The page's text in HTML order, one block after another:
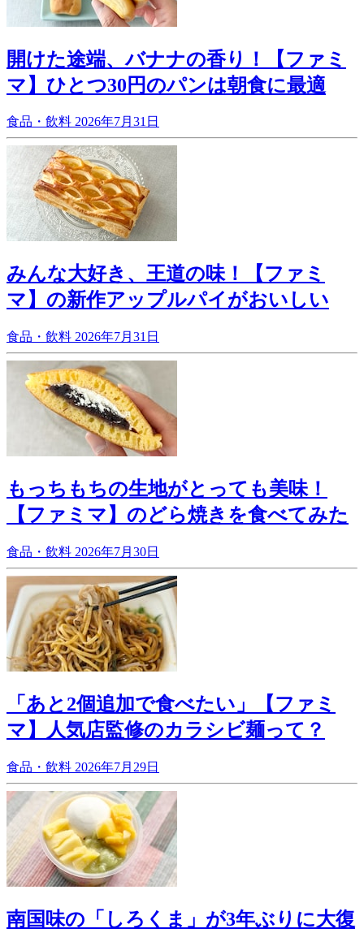
開けた途端、バナナの香り！【ファミ
マ】ひとつ30円のパンは朝食に最適
食品・飲料 2026年7月31日
みんな大好き、王道の味！【ファミ
マ】の新作アップルパイがおいしい
食品・飲料 2026年7月31日
もっちもちの生地がとっても美味！
【ファミマ】のどら焼きを食べてみた
食品・飲料 2026年7月30日
「あと2個追加で食べたい」【ファミ
マ】人気店監修のカラシビ麺って？
食品・飲料 2026年7月29日
南国味の「しろくま」が3年ぶりに大復